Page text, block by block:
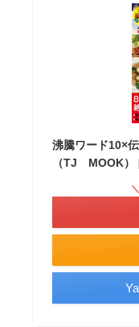
沸騰ワード10×
（TJ MOOK）